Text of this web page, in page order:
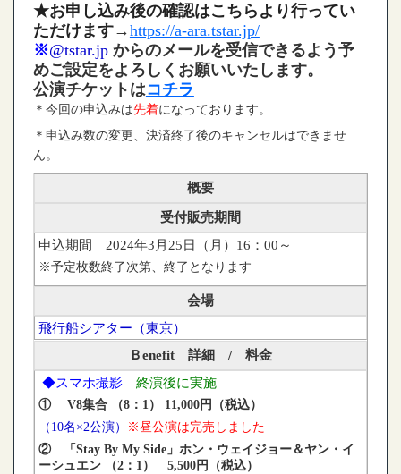
★お申し込み後の確認はこちらより行ってい
ただけます→https://a-ara.tstar.jp/
※@tstar.jpからのメールを受信できるよう予
めご設定をよろしくお願いいたします。
公演チケットはコチラ
＊今回の申込みは先着になっております。
＊申込み数の変更、決済終了後のキャンセルはできませ
ん。
概要
受付販売期間
申込期間 2024年3月25日（月）16：00～
※予定枚数終了次第、終了となります
会場
飛行船シアター（東京）
Ｂenefit 詳細 / 料金
◆スマホ撮影
終演後に実施
① V8集合 （8： 1 ） 11,000円（税込）
（10名×2公演）
※昼公演は完売しました
② 「Stay By My Side」ホン・ウェイジョー＆ヤン・イ
ーシュエン （2：1） 5,500円（税込）